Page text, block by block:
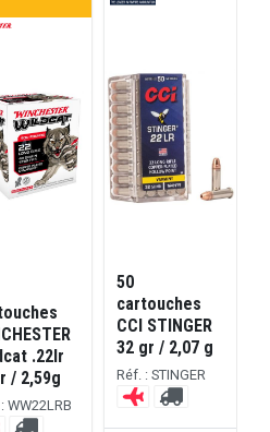
.22lr
/ 2,59g
WW22LRB
50
cartouches
CCI STINGER
32 gr / 2,07 g
Réf. : STINGER